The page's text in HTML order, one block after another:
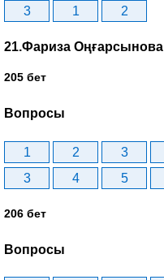
3 1 2
21.Фариза Оңғарсынова
205 бет
Вопросы
1 2 3
3
4 5
206 бет
Вопросы